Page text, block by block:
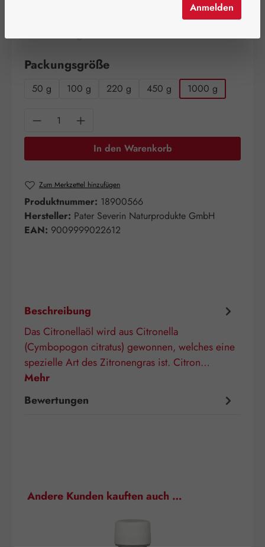
Packungsgrößeauswählen
50 g 100 g 220 g 450 g 1000 g
Produkt Anzahl: Gib den gewünschten
In den Warenkorb
Zum Merkzettel hinzufügen
Produktnummer: 18900566
Hersteller: Pater Severin Naturprodukte GmbH
EAN: 9009999022612
Beschreibung
Das Citronellaöl wird aus Citronella
(Cymbopogon citratus) gewonnen, welches eine
spezielle Art des Zitronengras ist. Citron…
Mehr
Bewertungen
Produktgalerie überspringen
Andere Kunden kauften auch …
Anmelden